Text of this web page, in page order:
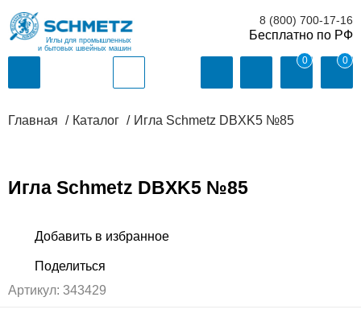
Иглы для промышленных
и бытовых швейных машин
8 (800) 700-17-16
0 0
Главная Каталог Игла Schmetz DBXK5 №85
Игла Schmetz DBXK5 №85
Артикул: 343429